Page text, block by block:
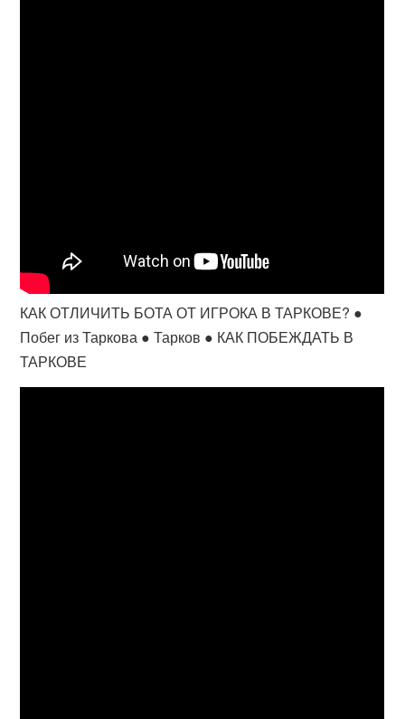
КАК ОТЛИЧИТЬ БОТА ОТ ИГРОКА В ТАРКОВЕ? ●
Побег из Таркова ● Тарков ● КАК ПОБЕЖДАТЬ В
ТАРКОВЕ